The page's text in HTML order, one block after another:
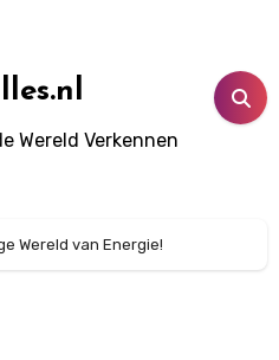
Wereld Verkennen
Wereld van Energie!